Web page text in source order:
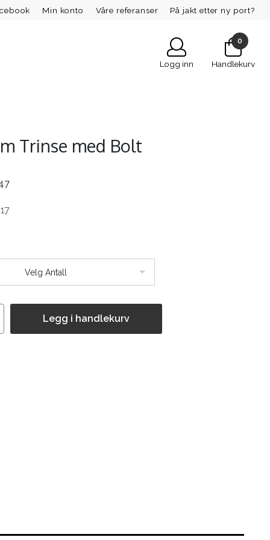
Min konto Våre referanser På jakt etter ny port?
Logg inn
0
Handlekurv
Trinse med Bolt
Velg Antall
Legg i handlekurv